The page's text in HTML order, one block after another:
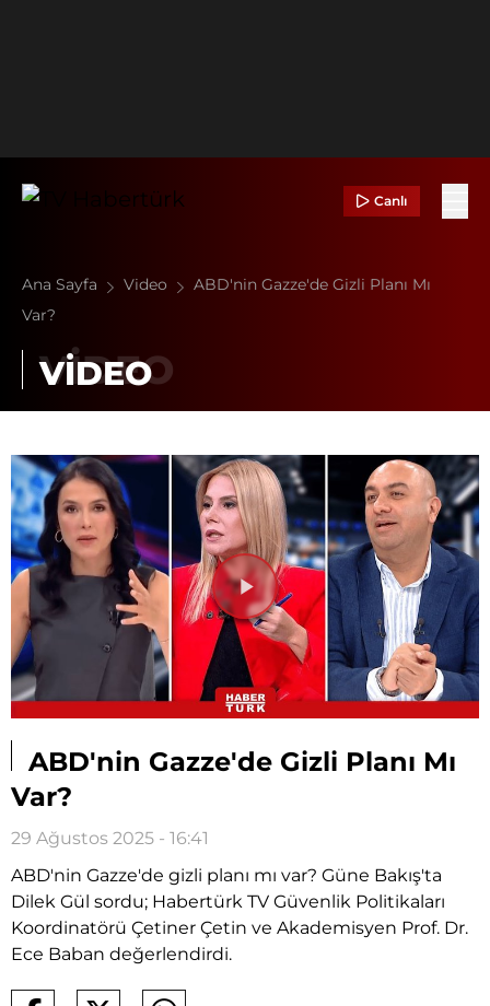
Canlı
Ana Sayfa Video
ABD'nin Gazze'de Gizli Planı Mı
Var?
VİDEO
Videoyu
Oynat
ABD'nin Gazze'de Gizli Planı Mı
Var?
29 Ağustos 2025 - 16:41
ABD'nin Gazze'de gizli planı mı var? Güne Bakış'ta
Dilek Gül sordu; Habertürk TV Güvenlik Politikaları
Koordinatörü Çetiner Çetin ve Akademisyen Prof. Dr.
Ece Baban değerlendirdi.